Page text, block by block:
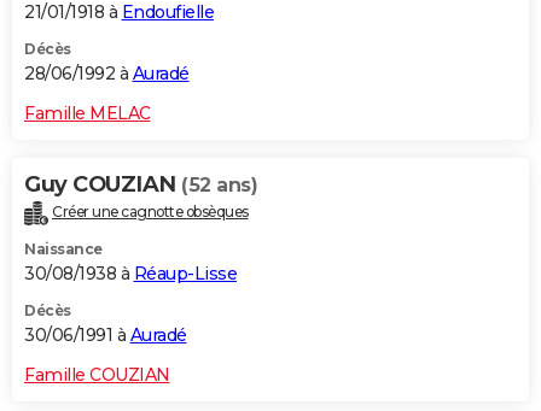
21/01/1918 à Endoufielle
Décès
28/06/1992 à Auradé
Famille MELAC
Guy COUZIAN (52 ans)
Créer une cagnotte obsèques
Naissance
30/08/1938 à Réaup-Lisse
Décès
30/06/1991 à Auradé
Famille COUZIAN